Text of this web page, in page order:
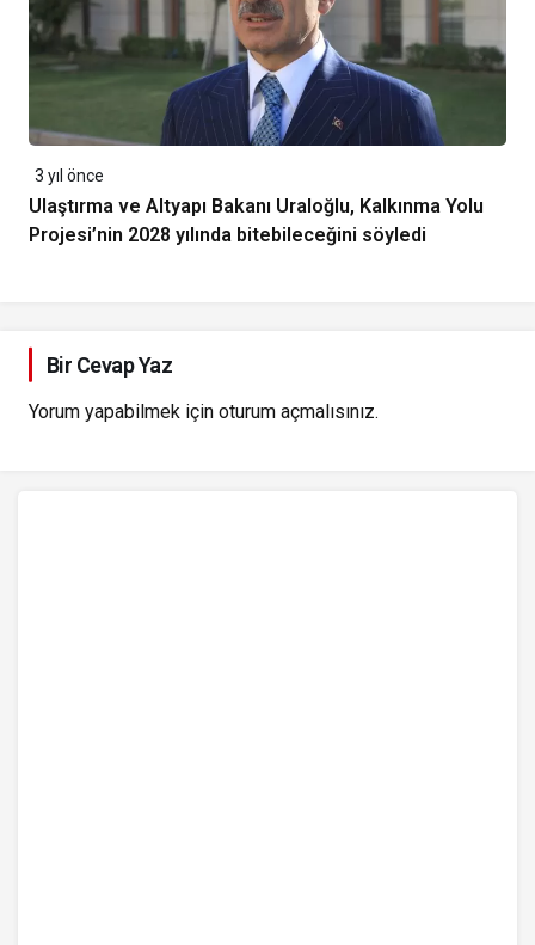
3 yıl önce
Ulaştırma ve Altyapı Bakanı Uraloğlu, Kalkınma Yolu
Projesi’nin 2028 yılında bitebileceğini söyledi
Bir Cevap Yaz
Yorum yapabilmek için oturum açmalısınız.